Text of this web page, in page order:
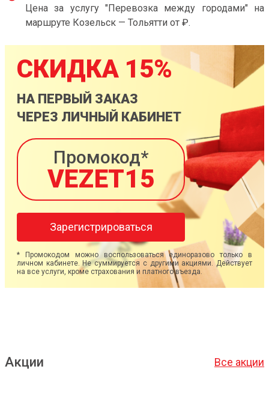
Цена за услугу "Перевозка между городами" на
маршруте Козельск — Тольятти от ₽.
СКИДКА 15%
НА ПЕРВЫЙ ЗАКАЗ
ЧЕРЕЗ ЛИЧНЫЙ КАБИНЕТ
Промокод*
VEZET15
Зарегистрироваться
* Промокодом можно воспользоваться единоразово только в
личном кабинете. Не суммируется с другими акциями. Действует
на все услуги, кроме страхования и платного въезда.
Акции Все акции